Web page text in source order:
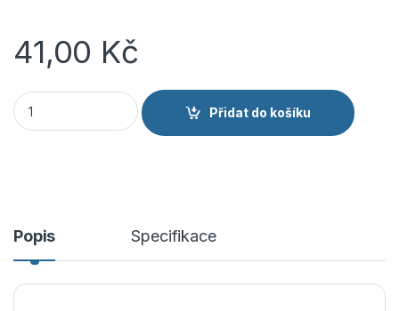
41,00 Kč
CANIS CXS Ručník pracovní VAFLOVÝ 50 x 90 cm množství
Přidat do košíku
Popis Specifikace